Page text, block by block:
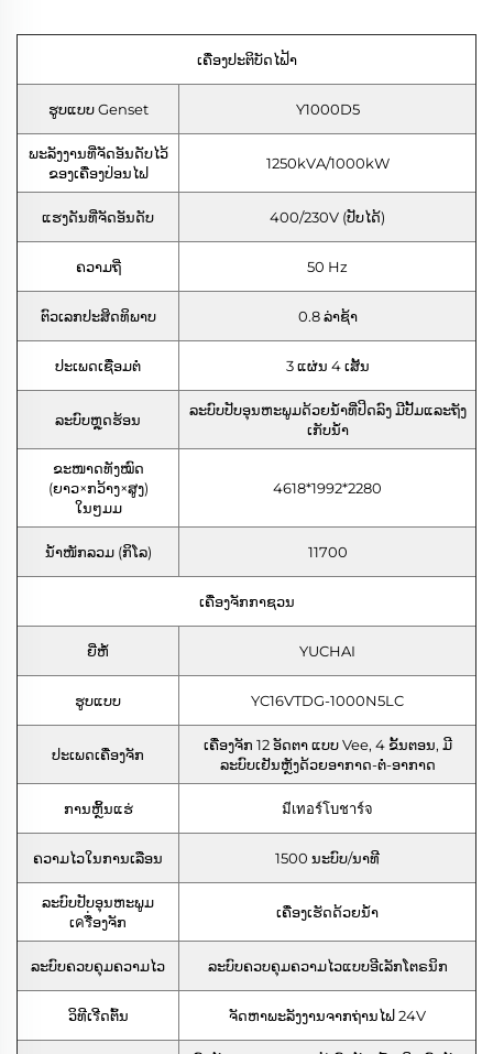
ເຄື່ອງປະຕິບັດໄຟ້າ
ຮູບແບບ Genset Y1000D5
ພະລັງງານທີ່ຈັດອັນດັບໄວ້
ຂອງເຄື່ອງປ່ອນໄຟ
1250kVA/1000kW
ແຮງດັນທີ່ຈັດອັນດັບ 400/230V (ປັບໄດ້)
ຄວາມຖີ່ 50 Hz
ຕົວເລກປະສິດທິພາບ 0.8 ລ່າຊ້າ
ປະເພດເຊື່ອມຕໍ່ 3 ແຜ່ນ 4 ເສັ້ນ
ລະບົບຫຼຸດຮ້ອນ
ລະບົບປັບອຸນຫະພູມດ້ວຍນ້ຳທີ່ປິດລົງ ມີປັ້ມແລະຖັງ
ເກັບນ້ຳ
ຂະໜາດທັງໝົດ
(ຍາວ×ກວ້າງ×ສູງ)
ໃນໆມມ
4618*1992*2280
ນ້ຳໜັກລວມ (ກິໂລ) 11700
ເຄື່ອງຈັກກາຊວນ
ຍີ່ຫໍ້ YUCHAI
ຮູບແບບ YC16VTDG-1000N5LC
ປະເພດເຄື່ອງຈັກ
ເຄື່ອງຈັກ 12 ອັດຕາ ແບບ Vee, 4 ຂັ້ນຕອນ, ມີ
ລະບົບເຢັນຫຼັງດ້ວຍອາກາດ-ຕໍ່-ອາກາດ
ການຫຼິ້ນແຮ່ มีเทอร์โบชาร์จ
ຄວາມໄວໃນການເລືອນ 1500 ນະບົບ/ນາທີ
ລະບົບປັບອຸນຫະພູມ
ເครື່ອງຈັກ
ເຄື່ອງເຮັດດ້ວຍນ້ໍາ
ລະບົບຄວບຄຸມຄວາມໄວ ລະບົບຄວບຄຸມຄວາມໄວແບບອີເລັກໂຕຣນິກ
ວິທີເรີດຕົ້ນ ຈັດຫາພະລັງງານຈາກຖ່ານໄຟ 24V